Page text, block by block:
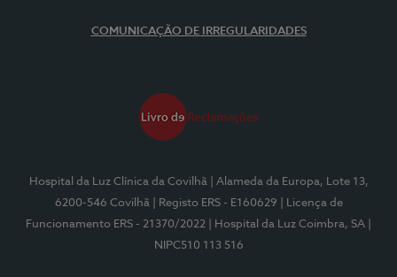
COMUNICAÇÃO DE IRREGULARIDADES
Hospital da Luz Clínica da Covilhã
| Alameda da Europa, Lote 13,
6200-546 Covilhã
| Registo ERS - E160629
| Licença de
Funcionamento ERS - 21370/2022
| Hospital da Luz Coimbra, SA
NIPC510 113 516